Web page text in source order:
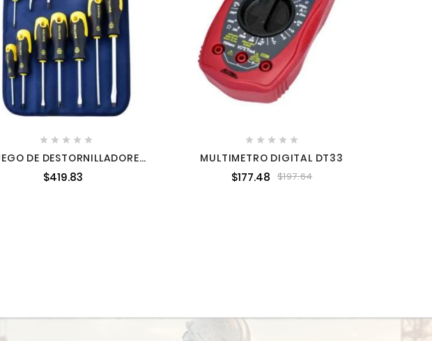
    
DE DESTORNILLADORES
10 PIEZAS SURTEK
$419.83
    
MULTIMETRO DIGITAL DT33
$177.48 $197.64